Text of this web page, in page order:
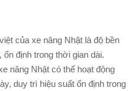
của xe nâng Nhật là độ bền
định trong thời gian dài.
nâng Nhật có thể hoạt động
duy trì hiệu suất ổn định trong